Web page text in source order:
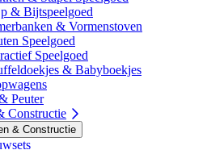
& Bijtspeelgoed
& Vormenstoven
Speelgoed
Speelgoed
& Babyboekjes
Peuter
Constructie
& Constructie